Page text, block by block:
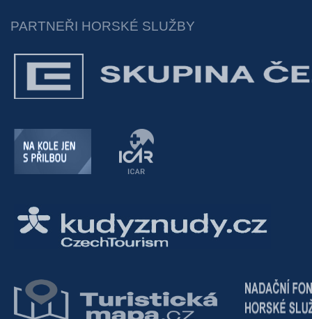
PARTNEŘI HORSKÉ SLUŽBY